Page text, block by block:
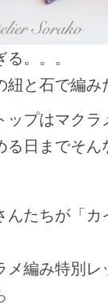
。。。
紐と石で編み
ップはマク
る日までそ
んたちが「
メ編み特別